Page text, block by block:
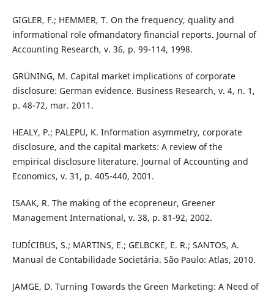
GIGLER, F.; HEMMER, T. On the frequency, quality and
informational role ofmandatory financial reports. Journal of
Accounting Research, v. 36, p. 99-114, 1998.
GRÜNING, M. Capital market implications of corporate
disclosure: German evidence. Business Research, v. 4, n. 1,
p. 48-72, mar. 2011.
HEALY, P.; PALEPU, K. Information asymmetry, corporate
disclosure, and the capital markets: A review of the
empirical disclosure literature. Journal of Accounting and
Economics, v. 31, p. 405-440, 2001.
ISAAK, R. The making of the ecopreneur, Greener
Management International, v. 38, p. 81-92, 2002.
IUDÍCIBUS, S.; MARTINS, E.; GELBCKE, E. R.; SANTOS, A.
Manual de Contabilidade Societária. São Paulo: Atlas, 2010.
JAMGE, D. Turning Towards the Green Marketing: A Need of